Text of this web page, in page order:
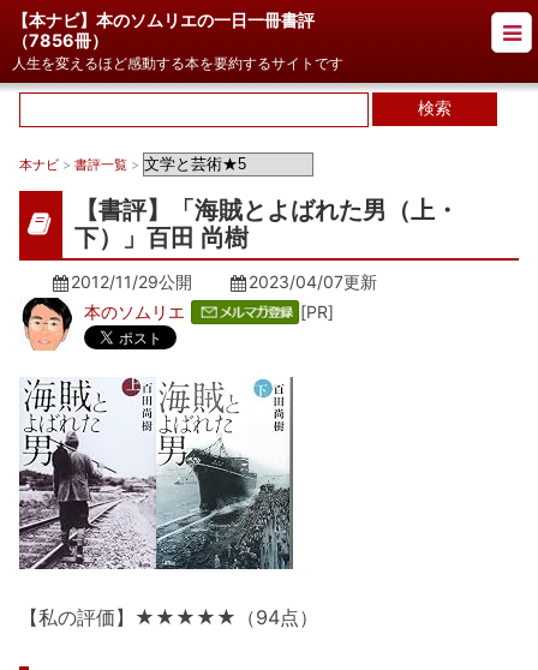
【本ナビ】本のソムリエの一日一冊書評
（7856冊）
人生を変えるほど感動する本を要約するサイトです
本ナビ > 書評一覧 >
【書評】「海賊とよばれた男（上・
下）」百田 尚樹
2012/11/29公開 2023/04/07更新
本のソムリエ
[PR]
【私の評価】★★★★★（94点）